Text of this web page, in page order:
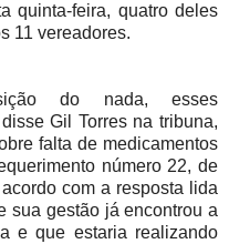
quinta-feira, quatro deles
11 vereadores.
do nada, esses
Gil Torres na tribuna,
falta de medicamentos
número 22, de
com a resposta lida
sua gestão já encontrou a
e que estaria realizando